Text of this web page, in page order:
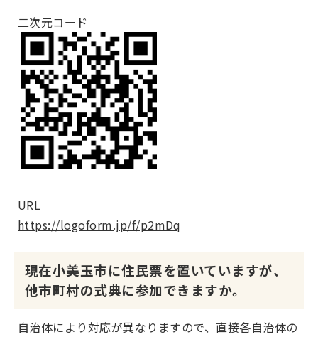
二次元コード
URL
https://logoform.jp/f/p2mDq
現在小美玉市に住民票を置いていますが、
他市町村の式典に参加できますか。
自治体により対応が異なりますので、直接各自治体の